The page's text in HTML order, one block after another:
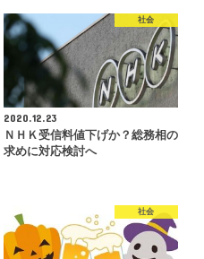
社会
2020.12.23
ＮＨＫ受信料値下げか？総務相の
求めに対応検討へ
社会